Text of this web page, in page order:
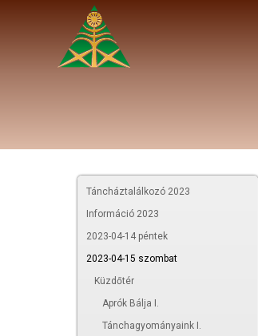
Táncháztalálkozó 2023
Információ 2023
2023-04-14 péntek
2023-04-15 szombat
Küzdőtér
Aprók Bálja I.
Tánchagyományaink I.